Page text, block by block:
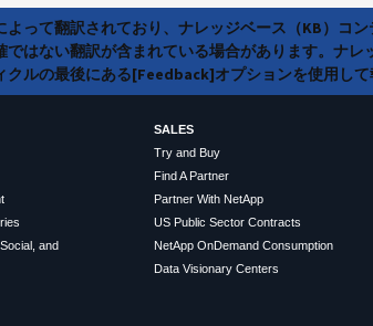
って翻訳されており、ナレッジベース（KB）コ
はない翻訳が含まれている場合があります。ナ
ルの最後にある[Feedback]オプションを使用して
and
SALES
Try and Buy
Find A Partner
Partner With NetApp
US Public Sector Contracts
NetApp OnDemand Consumption
Data Visionary Centers